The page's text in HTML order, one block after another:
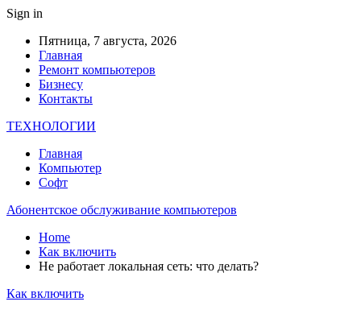
Sign in
Пятница, 7 августа, 2026
Главная
Ремонт компьютеров
Бизнесу
Контакты
ТЕХНОЛОГИИ
Главная
Компьютер
Софт
Абонентское обслуживание компьютеров
Home
Как включить
Не работает локальная сеть: что делать?
Как включить